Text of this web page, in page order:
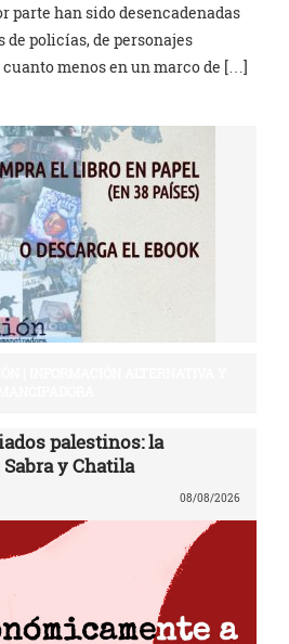
parte han sido desencadenadas
de policías, de personajes
menos en un marco de […]
palestinos: la
y Chatila
08/08/2026